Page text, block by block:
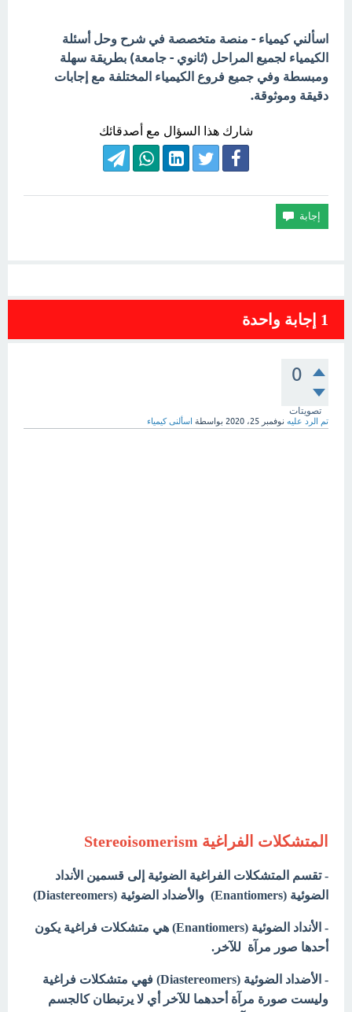
اسألني كيمياء - منصة متخصصة في شرح وحل أسئلة
الكيمياء لجميع المراحل (ثانوي - جامعة) بطريقة سهلة
ومبسطة وفي جميع فروع الكيمياء المختلفة مع إجابات
دقيقة وموثوقة.
شارك هذا السؤال مع أصدقائك
1 إجابة واحدة
0
تصويتات
تم الرد عليه نوفمبر 25، 2020 بواسطة اسألنى كيمياء
المتشكلات الفراغية Stereoisomerism
- تقسم المتشكلات الفراغية الضوئية إلى قسمين الأنداد
الضوئية (Enantiomers) والأضداد الضوئية (Diastereomers)
- الأنداد الضوئية (Enantiomers) هي متشكلات فراغية يكون
أحدها صور مرآة للآخر.
- الأضداد الضوئية (Diastereomers) فهي متشكلات فراغية
وليست صورة مرآة أحدهما للآخر أي لا يرتبطان كالجسم